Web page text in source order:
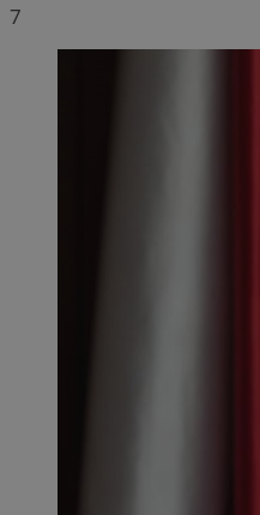
7